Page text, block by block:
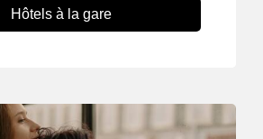
Hôtels à la gare